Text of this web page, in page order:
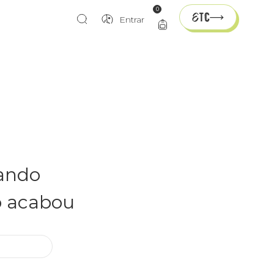
Entrar
0
acabou